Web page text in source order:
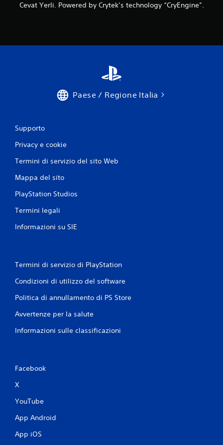
Cevat Yerli. Powered by Crytek’s technology “CryEngine”.
Paese / Regione Italia
Supporto
Privacy e cookie
Termini di servizio del sito Web
Mappa del sito
PlayStation Studios
Termini legali
Informazioni su SIE
Termini di servizio di PlayStation
Condizioni di utilizzo del software
Politica di annullamento di PS Store
Avvertenze per la salute
Informazioni sulle classificazioni
Facebook
X
YouTube
App Android
App iOS